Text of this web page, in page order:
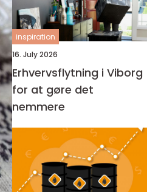
inspiration
16. July 2026
Erhvervsflytning i Viborg
for at gøre det
nemmere